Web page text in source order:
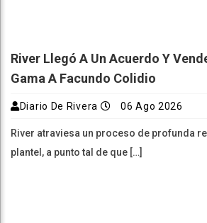
River Llegó A Un Acuerdo Y
Gama A Facundo Colidio
Diario De Rivera 06 Ago 2026
River atraviesa un proceso de profunda
plantel, a punto tal de que […]